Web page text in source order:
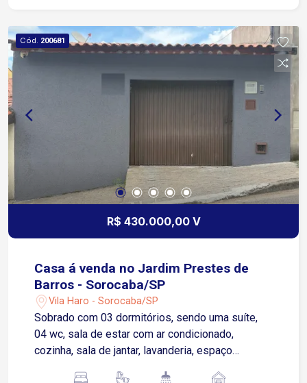
Cód. 200681
R$ 430.000,00 V
Casa á venda no Jardim Prestes de
Barros - Sorocaba/SP
Vila Haro - Sorocaba/SP
Sobrado com 03 dormitórios, sendo uma suíte,
04 wc, sala de estar com ar condicionado,
cozinha, sala de jantar, lavanderia, espaço